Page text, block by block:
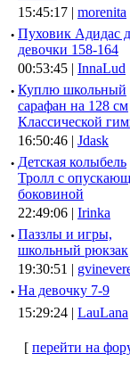
15:45:17 | morenita
· Пуховик Адидас
девочки 158-164
00:53:45 | InnaLud
· Куплю школьный
сарафан на 128 см
Классической
16:50:46 | Jdask
· Детская колыбель
Тролл с
боковиной
22:49:06 | Irinka
· Паззлы и игры,
школьный рюкзак
19:30:51 |
· Hа девочку 7-9
15:29:24 | LauLana
[ перейти на